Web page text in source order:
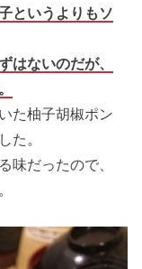
というよりもソ
はないのだが、
た柚子胡椒ポン
た。
味だったので、